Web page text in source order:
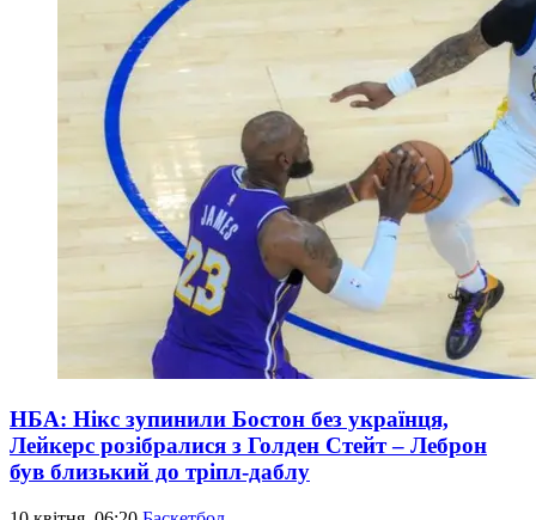
НБА: Нікс зупинили Бостон без українця,
Лейкерс розібралися з Голден Стейт – Леброн
був близький до тріпл-даблу